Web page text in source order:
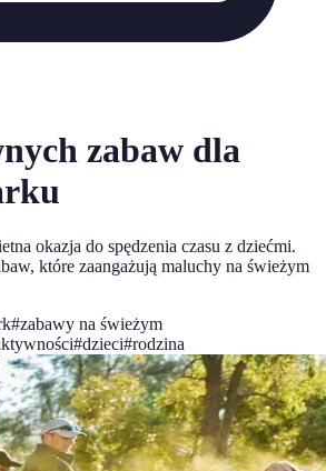
zabaw dla
okazja do spędzenia czasu z dziećmi.
które zaangażują maluchy na świeżym
#zabawy na świeżym
#dzieci#rodzina